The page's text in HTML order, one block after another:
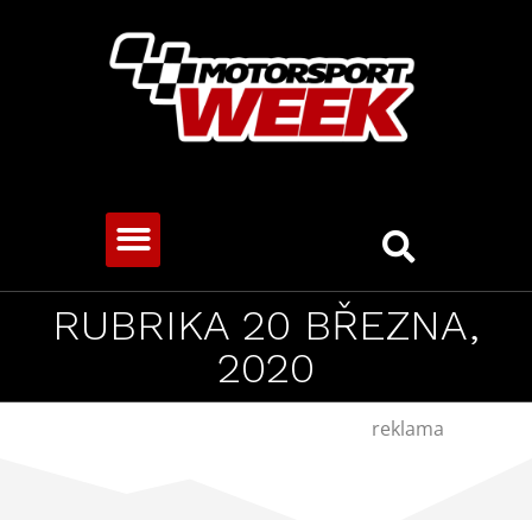
RUBRIKA 20 BŘEZNA,
2020
reklama